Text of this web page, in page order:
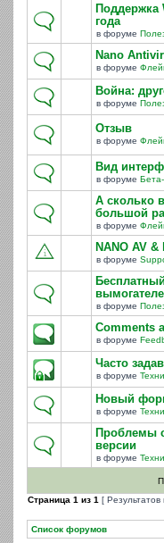
Поддержка
года
в форуме
Nano
в форуме
Война:
в форуме
Отзыв
в форуме
Вид
в форуме
А сколько
большой
в форуме
NANO AV
в форуме
в форуме
Comments
в форуме
Часто
в форуме
Новый
в форуме
Проблемы
версии
в форуме
Страница 1 из 1 [ Результатов
Список форумов